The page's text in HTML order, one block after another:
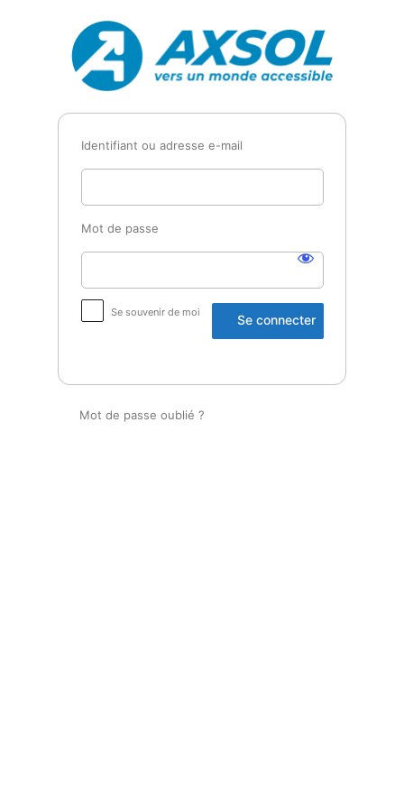
connecter
Identifiant ou adresse e-mail
Mot de passe
Se souvenir de moi
Mot de passe oublié ?